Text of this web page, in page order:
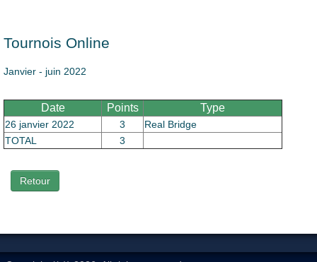
Tournois Online
Janvier - juin 2022
Date Points Type
26 janvier 2022 3
Real Bridge
TOTAL
3
Retour